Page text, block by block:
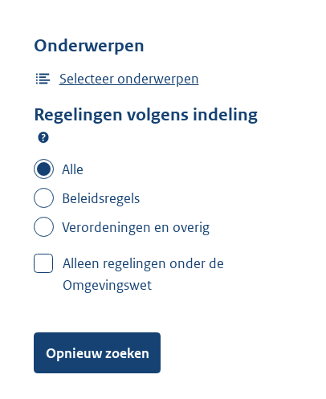
Onderwerpen
Selecteer onderwerpen
Regelingen volgens indeling
Alle
Beleidsregels
Verordeningen en overig
Alleen regelingen onder de
Omgevingswet
Opnieuw zoeken